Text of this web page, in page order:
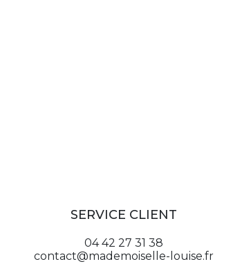
SERVICE CLIENT
04 42 27 31 38
contact@mademoiselle-louise.fr